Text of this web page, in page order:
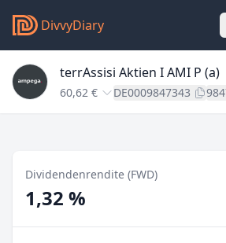
DivvyDiary
terrAssisi Aktien I AMI P (a)
60,62 € DE0009847343
Dividendenrendite (FWD)
1,32 %